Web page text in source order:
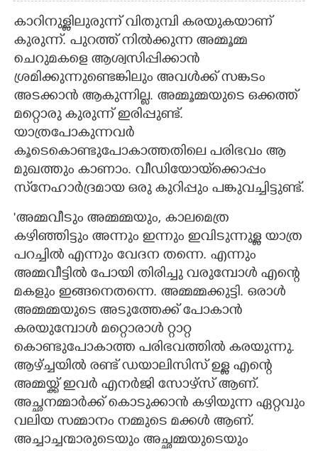
കാറിനുള്ളിലുരുന്ന് വിതുമ്പി കരയുകയാണ്
കുരുന്ന്. പുറത്ത്‌ നിൽക്കുന്ന അമ്മൂമ്മ
ചെറുമകളെ ആശ്വസിപ്പിക്കാൻ
ശ്രമിക്കുന്നുണ്ടെങ്കിലും അവൾക്ക് സങ്കടം
അടക്കാൻ ആകുന്നില്ല. അമ്മൂമ്മയുടെ ഒക്കത്ത്
മറ്റൊരു കുരുന്ന് ഇരിപ്പുണ്ട്.
യാത്രപോകുന്നവർ
കൂടെകൊണ്ടുപോകാത്തതിലെ പരിഭവം ആ
മുഖത്തും കാണാം. വീഡിയോയ്‌ക്കൊപ്പം
സ്‌നേഹാർദ്രമായ ഒരു കുറിപ്പും പങ്കുവച്ചിട്ടുണ്ട്.
'അമ്മവീടും അമ്മമ്മയും, കാലമെത്ര
കഴിഞ്ഞിട്ടും അന്നും ഇന്നും ഇവിടുന്നുള്ള യാത്ര
പറച്ചിൽ എന്നും വേദന തന്നെ. എന്നും
അമ്മവീട്ടിൽ പോയി തിരിച്ചു വരുമ്പോൾ എന്റെ
മകളും ഇങ്ങനെതന്നെ. അമ്മമ്മക്കുട്ടി. ഒരാൾ
അമ്മമ്മയുടെ അടുത്തേക്ക് പോകാൻ
കരയുമ്പോൾ മറ്റൊരാൾ റ്റാറ്റ
കൊണ്ടുപോകാത്ത പരിഭവത്തിൽ കരയുന്നു.
ആഴ്ച്ചയിൽ രണ്ട് ഡയാലിസിസ് ഉള്ള എന്റെ
അമ്മയ്ക്ക് ഇവർ എനർജി സോഴ്സ് ആണ്.
അച്ഛനമ്മാർക്ക് കൊടുക്കാൻ കഴിയുന്ന ഏറ്റവും
വലിയ സമ്മാനം നമ്മുടെ മക്കൾ ആണ്.
അച്ചാച്ചന്മാരുടെയും അച്ഛമ്മയുടെയും